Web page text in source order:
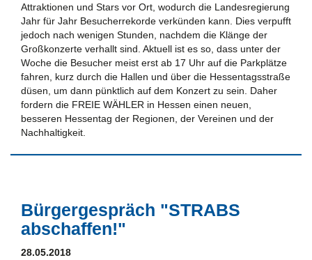
Attraktionen und Stars vor Ort, wodurch die Landesregierung
Jahr für Jahr Besucherrekorde verkünden kann. Dies verpufft
jedoch nach wenigen Stunden, nachdem die Klänge der
Großkonzerte verhallt sind. Aktuell ist es so, dass unter der
Woche die Besucher meist erst ab 17 Uhr auf die Parkplätze
fahren, kurz durch die Hallen und über die Hessentagsstraße
düsen, um dann pünktlich auf dem Konzert zu sein. Daher
fordern die FREIE WÄHLER in Hessen einen neuen,
besseren Hessentag der Regionen, der Vereinen und der
Nachhaltigkeit.
Bürgergespräch "STRABS
abschaffen!"
28.05.2018